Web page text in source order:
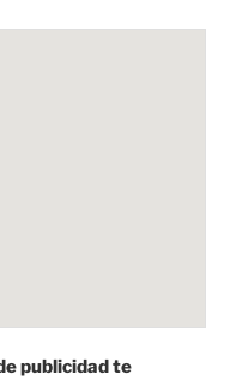
publicidad te